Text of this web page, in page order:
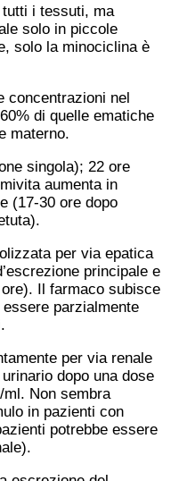
i tessuti, ma
solo in piccole
solo la minociclina è
concentrazioni nel
di quelle ematiche
materno.
singola); 22 ore
aumenta in
(17-30 ore dopo
per via epatica
principale e
Il farmaco subisce
parzialmente
per via renale
dopo una dose
Non sembra
in pazienti con
potrebbe essere